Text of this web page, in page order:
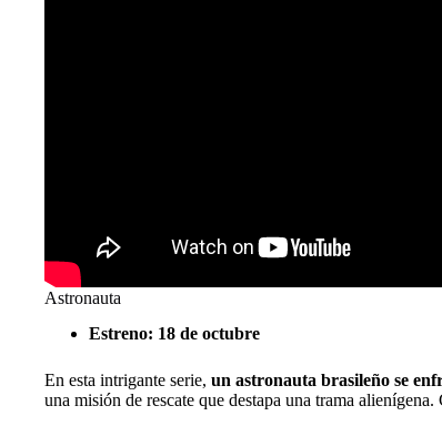
Astronauta
Estreno: 18 de octubre
En esta intrigante serie, un astronauta brasileño se
una misión de rescate que destapa una trama